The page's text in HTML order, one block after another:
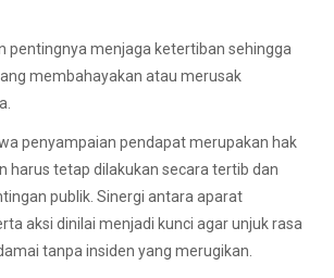
pentingnya menjaga ketertiban sehingga
membahayakan atau merusak
penyampaian pendapat merupakan hak
harus tetap dilakukan secara tertib dan
publik. Sinergi antara aparat
aksi dinilai menjadi kunci agar unjuk rasa
tanpa insiden yang merugikan.